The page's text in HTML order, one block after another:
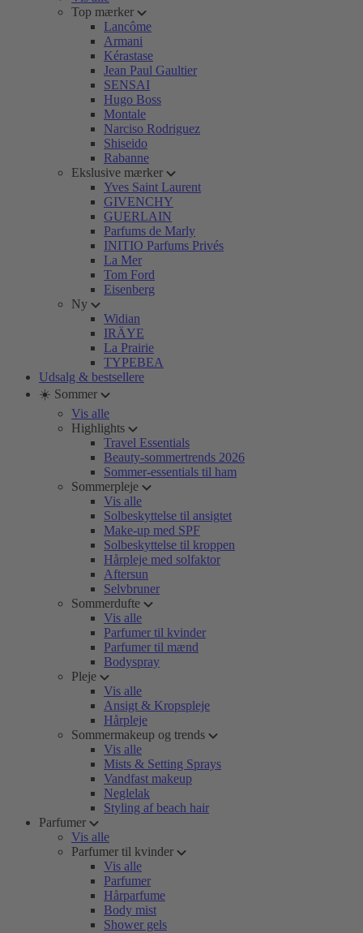
Top mærker
Lancôme
Armani
Kérastase
Jean Paul Gaultier
SENSAI
Hugo Boss
Montale
Narciso Rodriguez
Shiseido
Rabanne
Ekslusive mærker
Yves Saint Laurent
GIVENCHY
GUERLAIN
Parfums de Marly
INITIO Parfums Privés
La Mer
Tom Ford
Eisenberg
Ny
Widian
IRÄYE
La Prairie
TYPEBEA
Udsalg & bestsellere
☀️ Sommer
Vis alle
Highlights
Travel Essentials
Beauty-sommertrends 2026
Sommer-essentials til ham
Sommerpleje
Vis alle
Solbeskyttelse til ansigtet
Make-up med SPF
Solbeskyttelse til kroppen
Hårpleje med solfaktor
Aftersun
Selvbruner
Sommerdufte
Vis alle
Parfumer til kvinder
Parfumer til mænd
Bodyspray
Pleje
Vis alle
Ansigt & Kropspleje
Hårpleje
Sommermakeup og trends
Vis alle
Mists & Setting Sprays
Vandfast makeup
Neglelak
Styling af beach hair
Parfumer
Vis alle
Parfumer til kvinder
Vis alle
Parfumer
Hårparfume
Body mist
Shower gels